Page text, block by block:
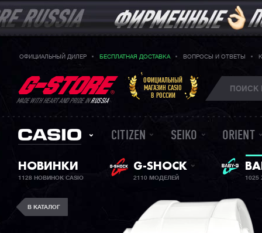
ОФИЦИАЛЬНЫЙ ДИЛЕР БЕСПЛАТНАЯ ДОСТАВКА ВОПРОСЫ И ОТВЕТЫ
MADE WITH HEART AND PRIDE INRUSSIA
ОФИЦИАЛЬНЫЙ
МАГАЗИН CASIO
В РОССИИ
CITIZEN SEIKO ORIENT
НОВИНКИ
1128 НОВИНОК CASIO
G-SHOCK
2110 МОДЕЛЕЙ
В КАТАЛОГ